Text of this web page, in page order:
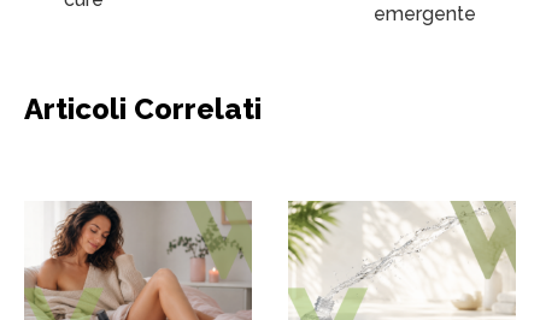
emergente
Articoli Correlati